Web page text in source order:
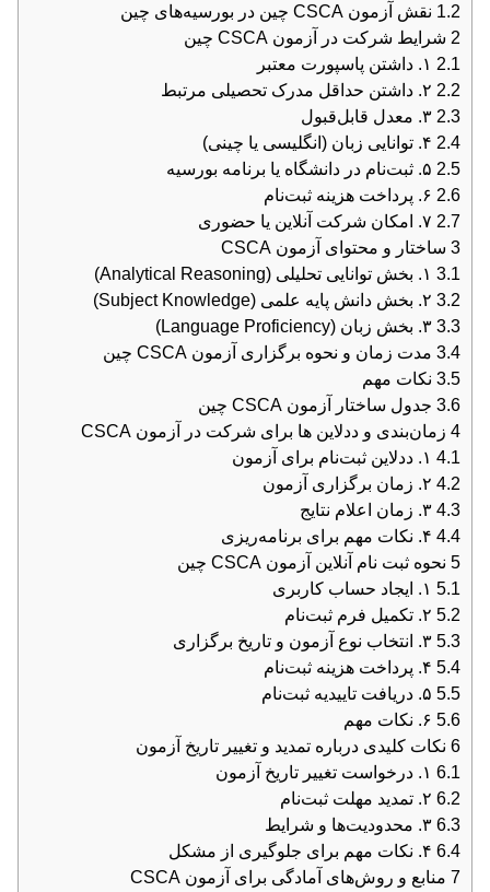
1.2 نقش آزمون CSCA چین در بورسیه‌های چین
2 شرایط شرکت در آزمون CSCA چین
2.1
2.2
2.3
2.4
2.5
2.6
2.7
3 ساختار و محتوای آزمون CSCA
3.1
3.2
3.3
3.4 مدت زمان و نحوه برگزاری آزمون CSCA چین
3.5 نکات مهم
3.6 جدول ساختار آزمون CSCA چین
4 زمان‌بندی و ددلاین ها برای شرکت در آزمون CSCA
4.1
4.2
4.3
4.4
5 نحوه ثبت نام آنلاین آزمون CSCA چین
5.1
5.2
5.3
5.4
5.5
5.6
6 نکات کلیدی درباره تمدید و تغییر تاریخ آزمون
6.1
6.2
6.3
6.4
7 منابع و روش‌های آمادگی برای آزمون CSCA